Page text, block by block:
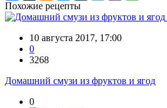
Похожие рецепты
10 августа 2017, 17:00
0
3268
Домашний смузи из фруктов и ягод
0